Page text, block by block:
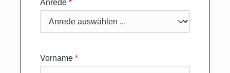
Anrede *
Vorname *